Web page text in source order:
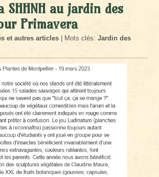
SHHNH au jardin des
Primavera
et autres articles | Mots clés:Jardin des